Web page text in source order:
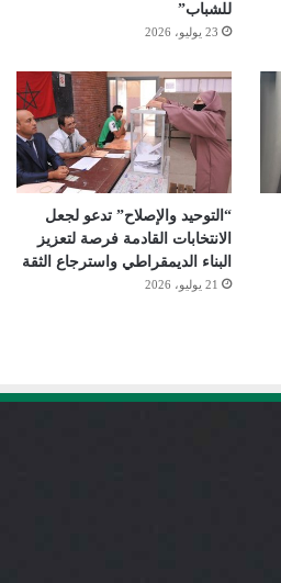
للشباب”
23 يوليو، 2026
“التوحيد والإصلاح” تدعو لجعل
الانتخابات القادمة فرصة لتعزيز
البناء الديمقراطي واسترجاع الثقة
21 يوليو، 2026